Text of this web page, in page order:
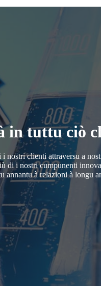
in tuttu ciò
clienti attraversu a
di i nostri cumpunenti
à relazioni à longu